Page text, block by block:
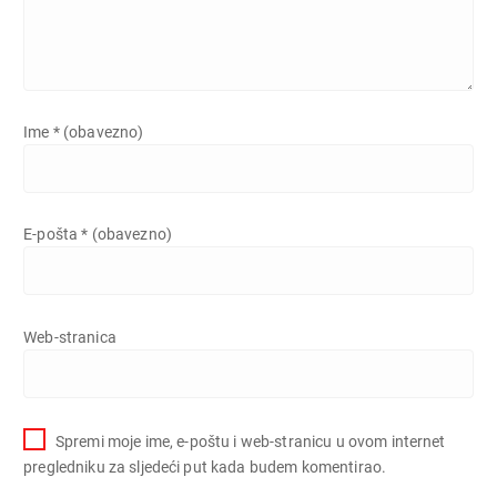
Ime * (obavezno)
E-pošta* (obavezno)
Web-stranica
Spremi moje ime, e-poštu i web-stranicu u ovom internet
pregledniku za sljedeći put kada budem komentirao.